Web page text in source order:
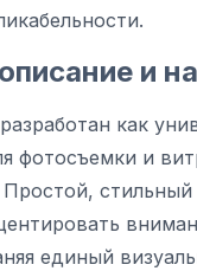
и
как
фотосъемки и
Простой, стильный
единый